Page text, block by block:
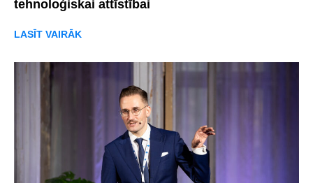
tehnoloģiskai attīstībai
LASĪT VAIRĀK